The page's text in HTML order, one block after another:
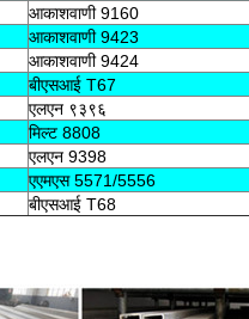
आकाशवाणी 9160
आकाशवाणी 9423
आकाशवाणी 9424
बीएसआई T67
एलएन ९३९६
मिल्ट 8808
एलएन 9398
एएमएस 5571/5556
बीएसआई T68